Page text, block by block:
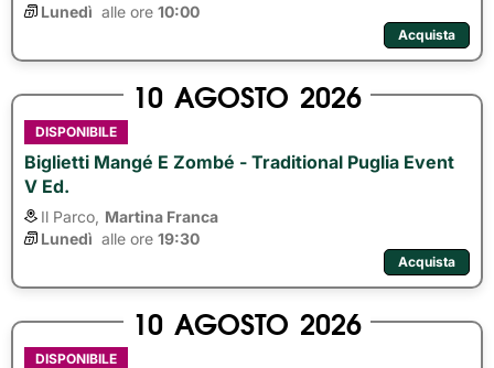
Lunedì alle ore 10:00
Acquista
10 AGOSTO 2026
DISPONIBILE
Biglietti Mangé E Zombé - Traditional Puglia Event
V Ed.
Il Parco, Martina Franca
Lunedì alle ore 19:30
Acquista
10 AGOSTO 2026
DISPONIBILE